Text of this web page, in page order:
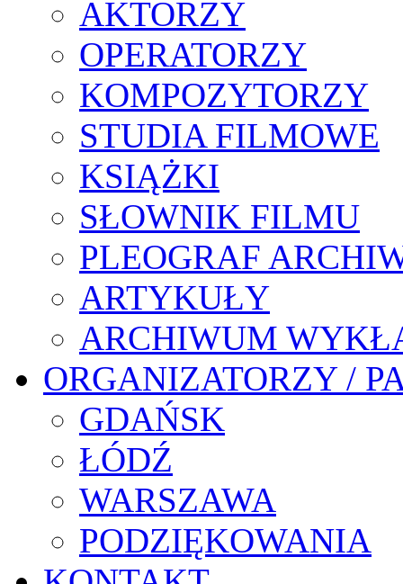
AKTORZY
OPERATORZY
KOMPOZYTORZY
STUDIA FILMOWE
KSIĄŻKI
SŁOWNIK FILMU
PLEOGRAF
ARTYKUŁY
ARCHIWUM
ORGANIZATORZY /
GDAŃSK
ŁÓDŹ
WARSZAWA
PODZIĘKOWANIA